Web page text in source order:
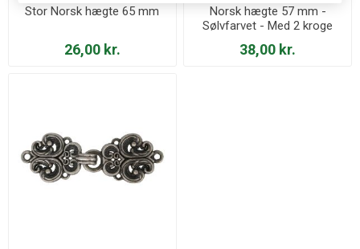
Stor Norsk hægte 65 mm
26,00 kr.
Norsk hægte 57 mm -
Sølvfarvet - Med 2 kroge
38,00 kr.